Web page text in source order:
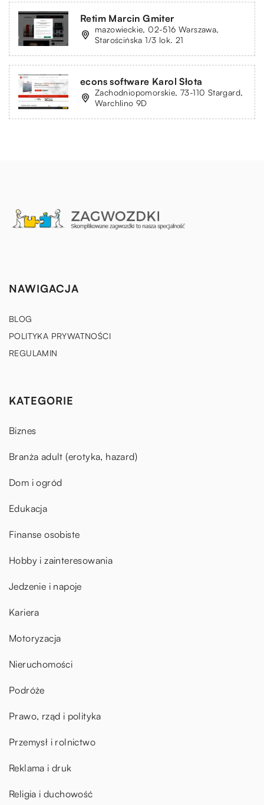
Retim Marcin Gmiter
mazowieckie, 02-516 Warszawa,
Starościńska 1/3 lok. 21
econs software Karol Słota
Zachodniopomorskie, 73-110 Stargard,
Warchlino 9D
NAWIGACJA
BLOG
POLITYKA PRYWATNOŚCI
REGULAMIN
KATEGORIE
Biznes
Branża adult (erotyka, hazard)
Dom i ogród
Edukacja
Finanse osobiste
Hobby i zainteresowania
Jedzenie i napoje
Kariera
Motoryzacja
Nieruchomości
Podróże
Prawo, rząd i polityka
Przemysł i rolnictwo
Reklama i druk
Religia i duchowość